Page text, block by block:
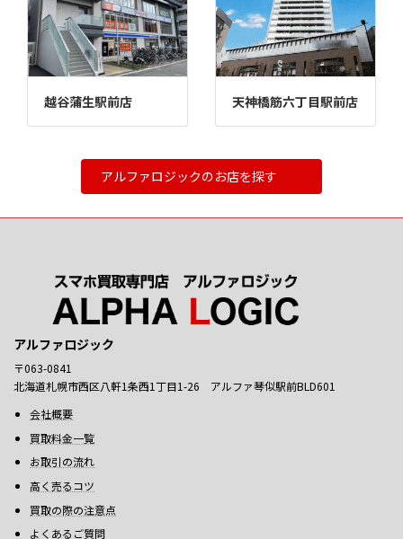
越谷蒲生駅前店 天神橋筋六丁目駅前店
アルファロジックのお店を探す
アルファロジック
〒063-0841
北海道札幌市西区八軒1条西1丁目1-26 アルファ琴似駅前BLD601
会社概要
買取料金一覧
お取引の流れ
高く売るコツ
買取の際の注意点
よくあるご質問